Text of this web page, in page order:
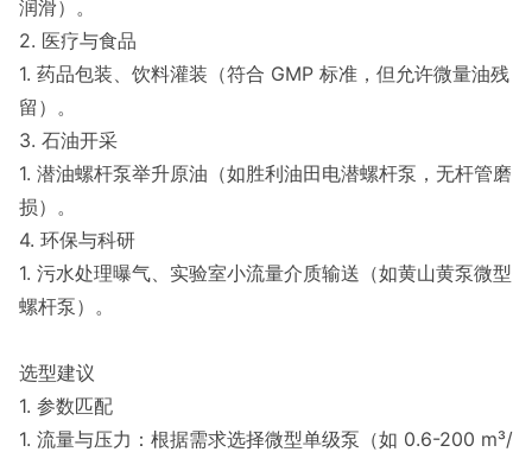
润滑）。
2. 医疗与食品
1. 药品包装、饮料灌装（符合 GMP 标准，但允许微量油残
留）。
3. 石油开采
1. 潜油螺杆泵举升原油（如胜利油田电潜螺杆泵，无杆管磨
损）。
4. 环保与科研
1. 污水处理曝气、实验室小流量介质输送（如黄山黄泵微型
螺杆泵）。
选型建议
1. 参数匹配
1. 流量与压力：根据需求选择微型单级泵（如 0.6-200 m³/